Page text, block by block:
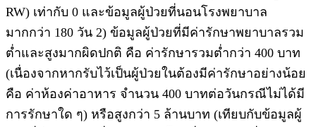
RW) เท่ากับ 0 และข้อมูลผู้ป่วยที่นอนโรงพยาบาล
มากกว่า 180 วัน 2) ข้อมูลผู้ป่วยที่มีค่ารักษาพยาบาลรวม
ต่ำและสูงมากผิดปกติ คือ ค่ารักษารวมต่ำกว่า 400 บาท
(เนื่องจากหากรับไว้เป็นผู้ป่วยในต้องมีค่ารักษาอย่างน้อย
คือ ค่าห้องค่าอาหาร จำนวน 400 บาทต่อวันกรณีไม่ได้มี
การรักษาใด ๆ) หรือสูงกว่า 5 ล้านบาท (เทียบกับข้อมูลผู้